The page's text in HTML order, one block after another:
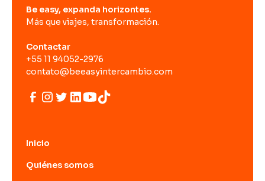
Be easy, expanda horizontes.
Más que viajes, transformación.
Contactar
+55 11 94052-2976
contato@beeasyintercambio.com
Inicio
Quiénes somos